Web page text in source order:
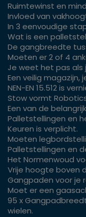
Ruimtewinst en
Invloed van
In 3 eenvoudige
Wat is een
De gangbreedte
Moeten er 2 of 4
Je weet het pas als
Een veilig magazijn,
NEN-EN 15.512 is
Stow vormt
Een van de
Palletstellingen en
Keuren is verplicht.
Moeten
Palletstellingen en
Het Normenwoud
Vrije hoogte boven
Gangpaden voor je
Moet er een
95 x
wielen.